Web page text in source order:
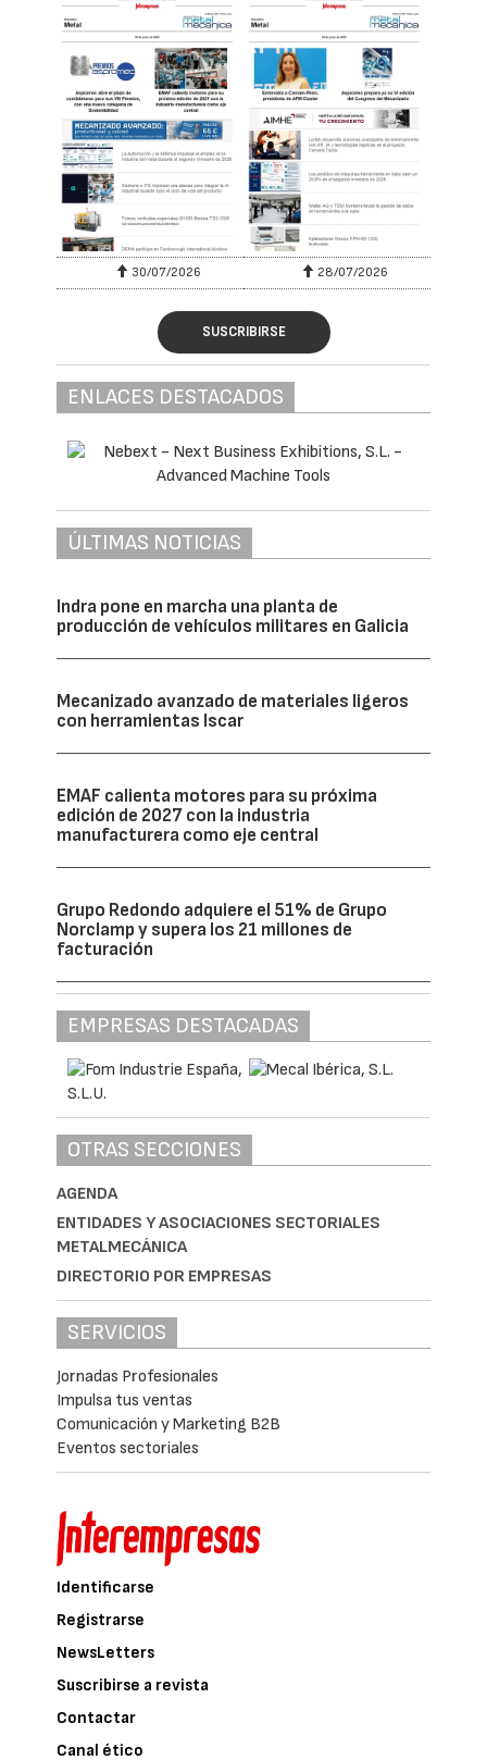
30/07/2026 28/07/2026
SUSCRIBIRSE
ENLACES DESTACADOS
ÚLTIMAS NOTICIAS
Indra pone en marcha una planta de
producción de vehículos militares en Galicia
Mecanizado avanzado de materiales ligeros
con herramientas Iscar
EMAF calienta motores para su próxima
edición de 2027 con la industria
manufacturera como eje central
Grupo Redondo adquiere el 51% de Grupo
Norclamp y supera los 21 millones de
facturación
EMPRESAS DESTACADAS
OTRAS SECCIONES
AGENDA
ENTIDADES Y ASOCIACIONES SECTORIALES
METALMECÁNICA
DIRECTORIO POR EMPRESAS
SERVICIOS
Jornadas Profesionales
Impulsa tus ventas
Comunicación y Marketing B2B
Eventos sectoriales
Identificarse
Registrarse
NewsLetters
Suscribirse a revista
Contactar
Canal ético